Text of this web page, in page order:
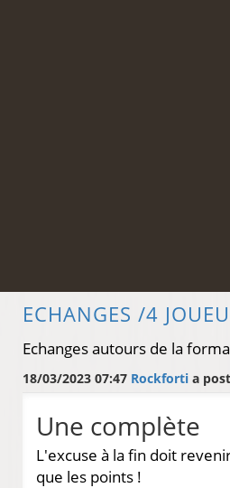
ECHANGES /4
Echanges autours de la
18/03/2023 07:47 Rockforti a
Une complète
L'excuse à la fin doit
que les points !